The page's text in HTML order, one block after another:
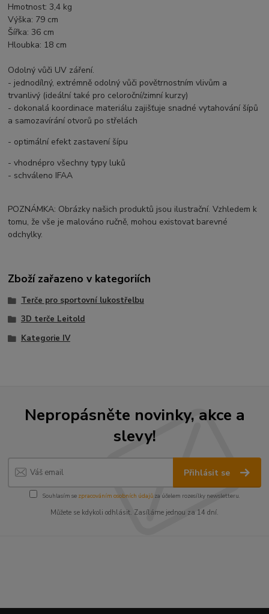
Hmotnost: 3,4 kg
Výška: 79 cm
Šířka: 36 cm
Hloubka: 18 cm
Odolný vůči UV záření.
- jednodílný, extrémně odolný vůči povětrnostním vlivům a
trvanlivý (ideální také pro celoroční/zimní kurzy)
- dokonalá koordinace materiálu zajišťuje snadné vytahování šípů
a samozavírání otvorů po střelách
- optimální efekt zastavení šípu
- vhodnépro všechny typy luků
- schváleno IFAA
POZNÁMKA: Obrázky našich produktů jsou ilustrační. Vzhledem k
tomu, že vše je malováno ručně, mohou existovat barevné
odchylky.
Zboží zařazeno v kategoriích
Terče pro sportovní lukostřelbu
3D terče Leitold
Kategorie IV
Nepropásněte novinky, akce a
slevy!
Přihlásit se
Souhlasím se zpracováním osobních údajůza účelem rozesílky newsletteru.
Můžete se kdykoli odhlásit. Zasíláme jednou za 14 dní.